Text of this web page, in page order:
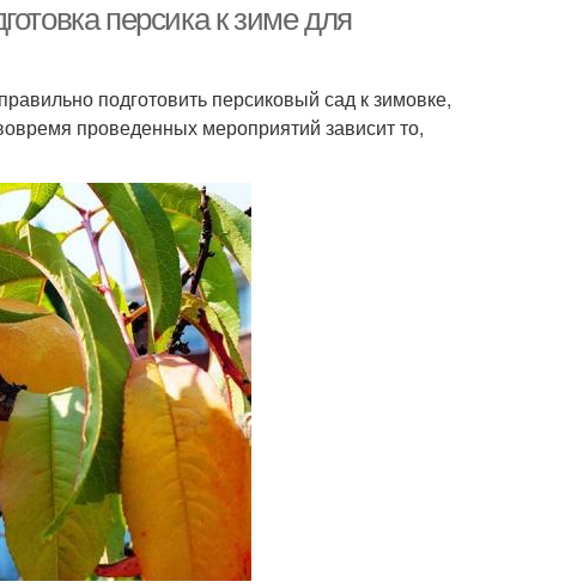
персика к зиме для
подготовить персиковый сад к зимовке,
проведенных мероприятий зависит то,